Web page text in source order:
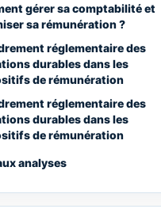
gérer sa comptabilité et
sa rémunération ?
réglementaire des
durables dans les
de rémunération
réglementaire des
durables dans les
de rémunération
analyses